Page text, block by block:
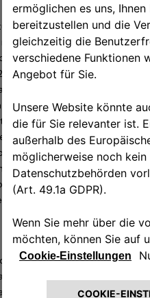
tra Stellantis – quarta casa
di energia,
è una famiglia flessibile e
kW, adatta alle esigenze di
da remoto per conoscere
soluzione pratica per ricaricare
massima di 44 kW. Ideale
a tutte le condizioni
certificato MID
a fini fiscali. Il team
Vehicle-to-Grid (V2G): un
una preziosa fonte di
rete di ricarica veloce e
Francia, Spagna e
e integrata al 100% nella